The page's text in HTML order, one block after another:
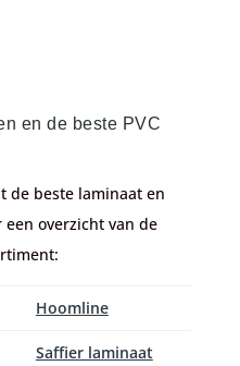
en de beste PVC
de beste laminaat en
een overzicht van de
Hoomline
Saffier laminaat